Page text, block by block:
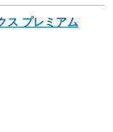
ス プレミアム